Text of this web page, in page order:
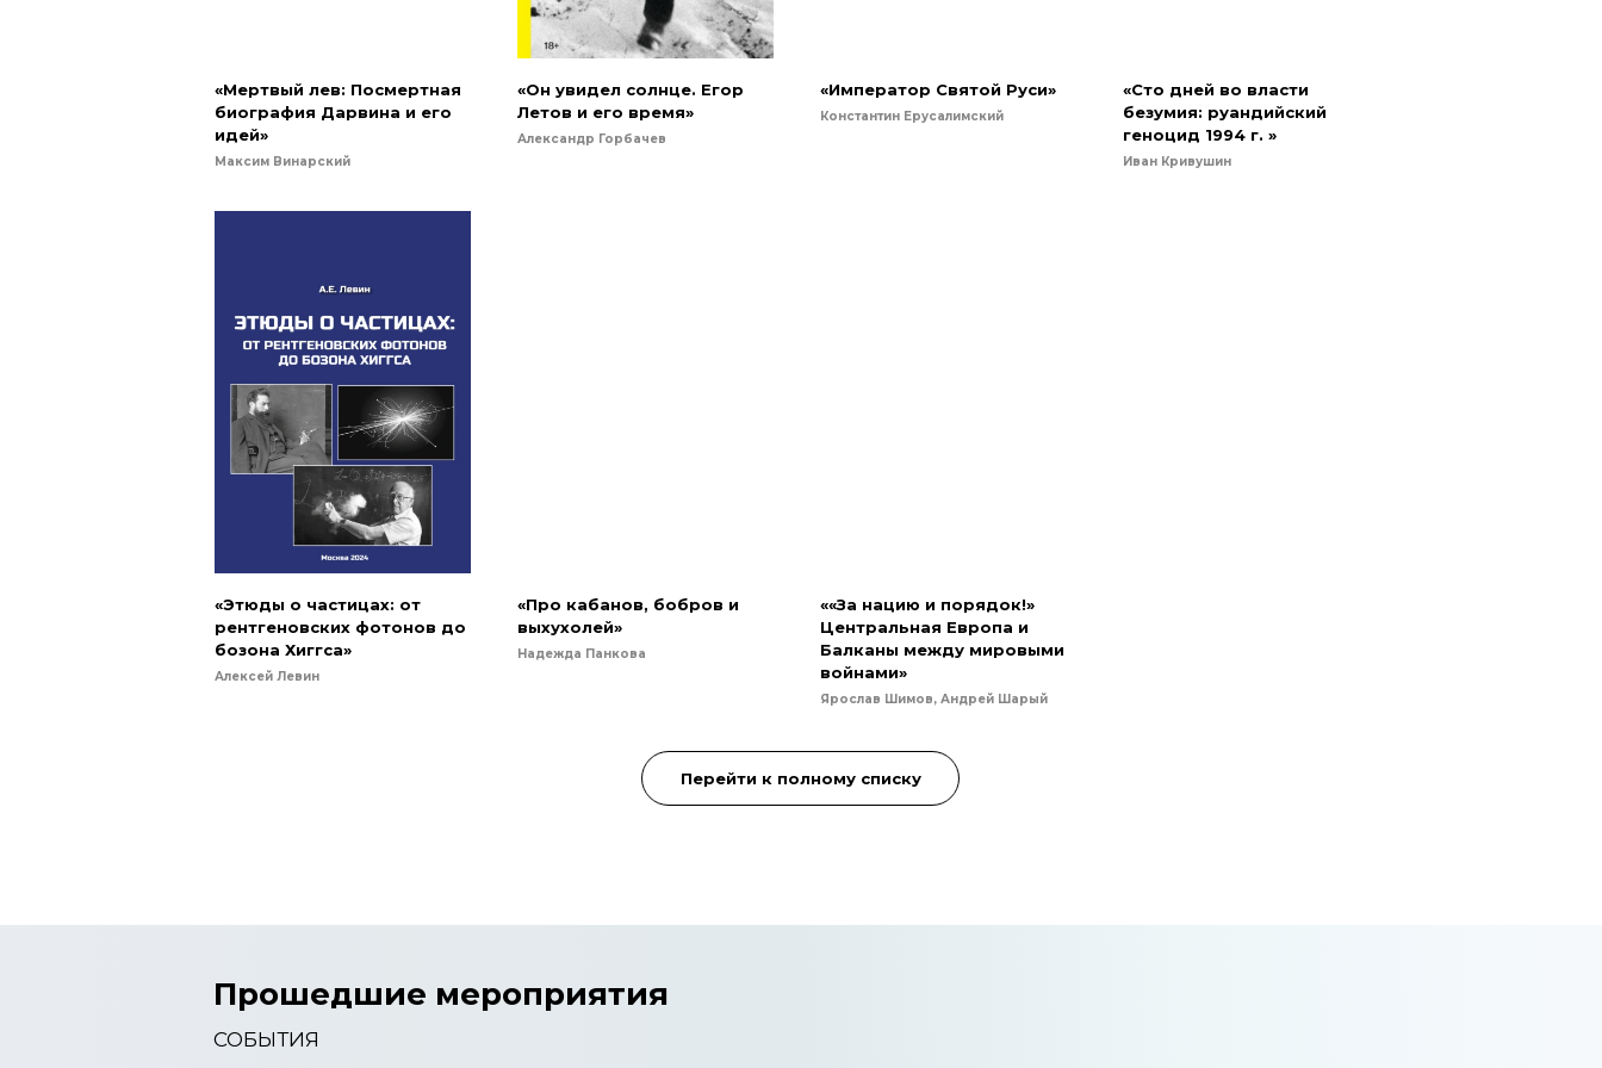
«Мертвый лев: Посмертная
биография Дарвина и его
идей»
Максим Винарский
«Он увидел солнце. Егор
Летов и его время»
Александр Горбачев
«Император Святой Руси»
Константин Ерусалимский
«Сто дней во власти
безумия: руандийский
геноцид 1994 г. »
Иван Кривушин
«Этюды о частицах: от
рентгеновских фотонов до
бозона Хиггса»
Алексей Левин
«Про кабанов, бобров и
выхухолей»
Надежда Панкова
««За нацию и порядок!»
Центральная Европа и
Балканы между мировыми
войнами»
Ярослав Шимов, Андрей Шарый
Перейти к полному списку
Прошедшие мероприятия
СОБЫТИЯ